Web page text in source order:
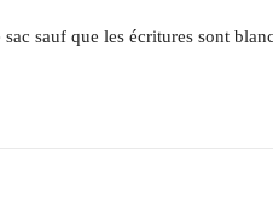
sauf que les écritures sont